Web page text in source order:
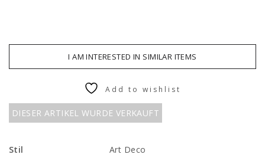
I AM INTERESTED IN SIMILAR ITEMS
DIESER ARTIKEL WURDE VERKAUFT
Add to wishlist
Stil
Art Deco